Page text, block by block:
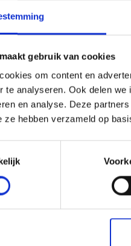
gebruik van cookies
om content en
te analyseren. Ook delen
en analyse. Deze
ze hebben verzameld op